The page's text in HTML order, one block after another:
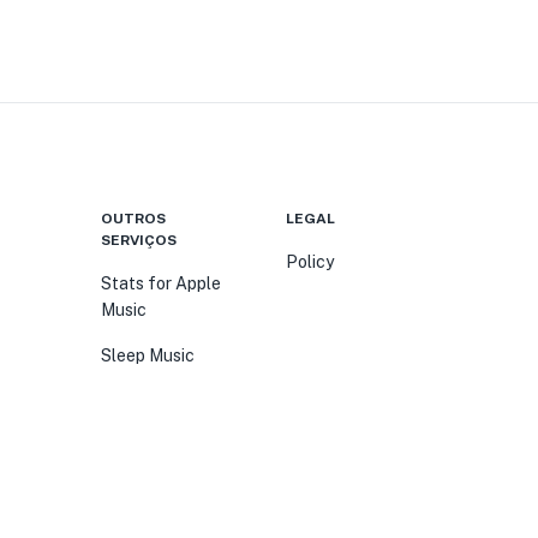
OUTROS
SERVIÇOS
Stats for Apple
Music
Sleep Music
LEGAL
Policy